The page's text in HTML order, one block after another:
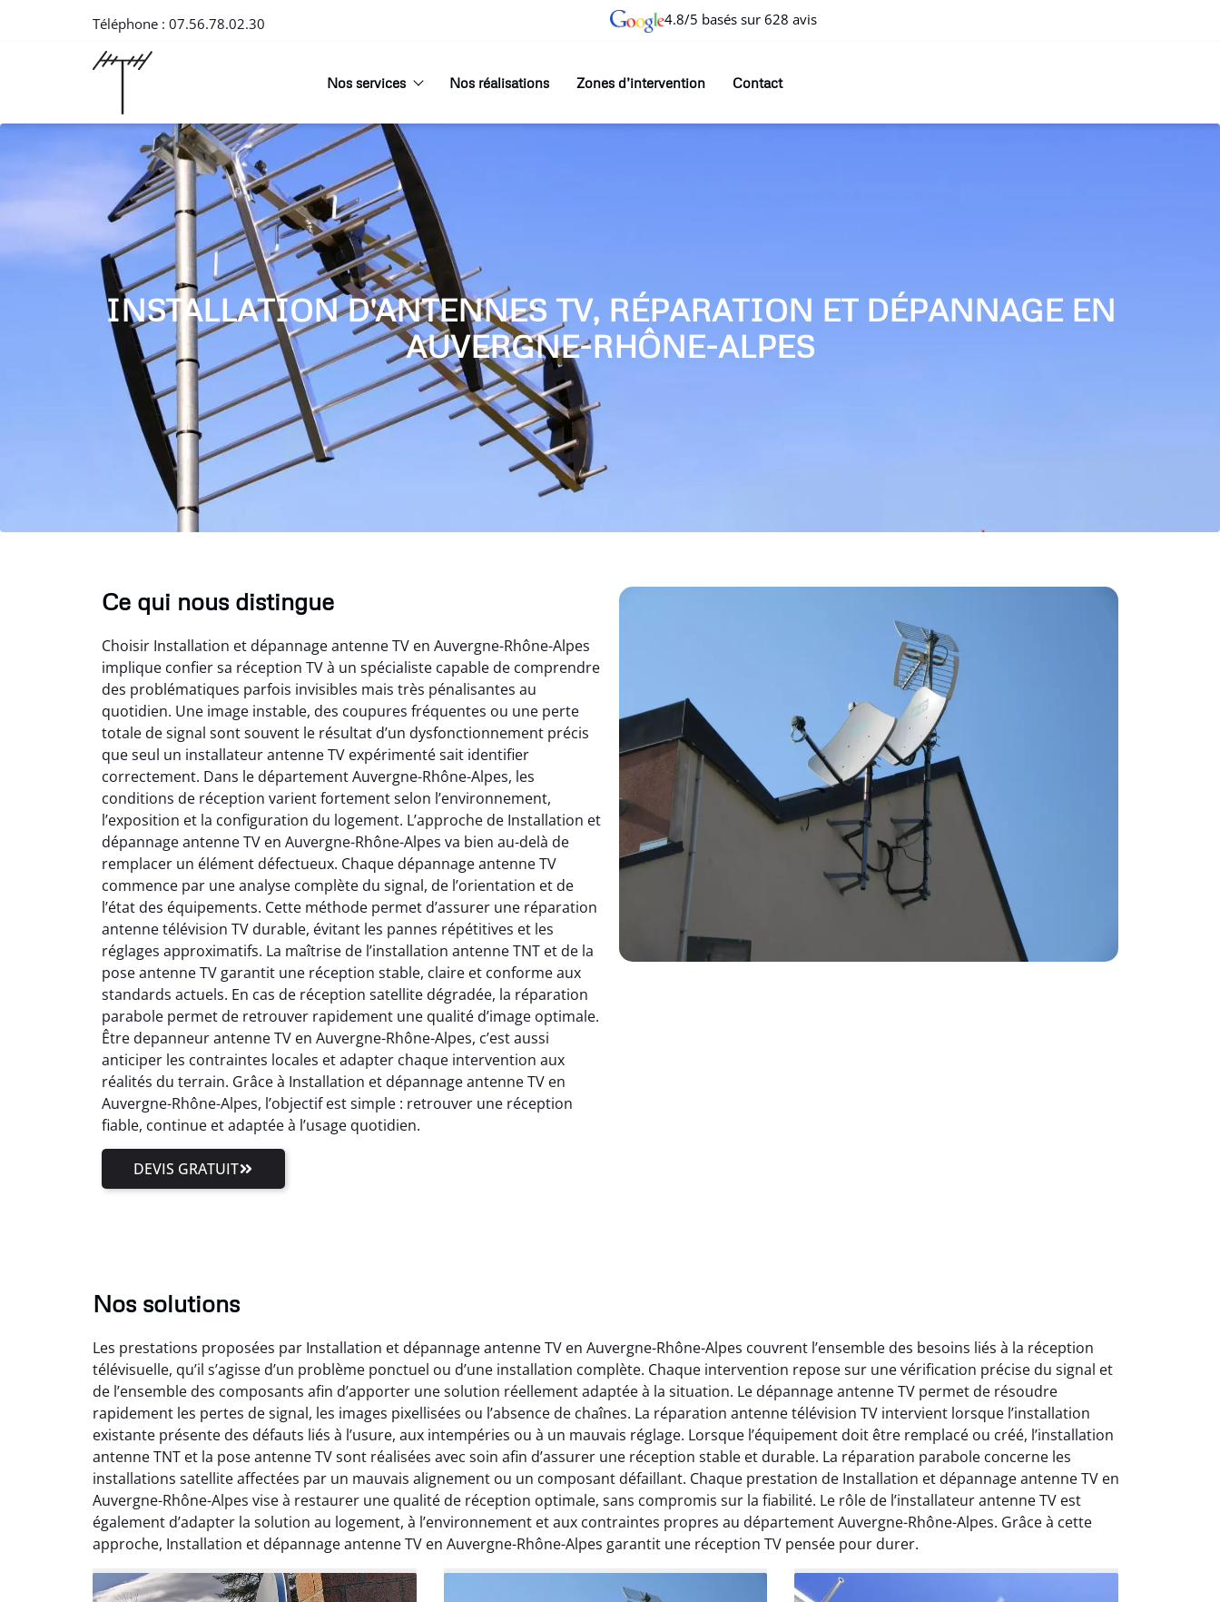
Téléphone : 07.56.78.02.30 4.8/5 basés sur 628 avis
Nos services Nos réalisations Zones d’intervention Contact
INSTALLATION D'ANTENNES TV, RÉPARATION ET DÉPANNAGE EN
AUVERGNE-RHÔNE-ALPES
Ce qui nous distingue
Choisir Installation et dépannage antenne TV en Auvergne-Rhône-Alpes
implique confier sa réception TV à un spécialiste capable de comprendre
des problématiques parfois invisibles mais très pénalisantes au
quotidien. Une image instable, des coupures fréquentes ou une perte
totale de signal sont souvent le résultat d’un dysfonctionnement précis
que seul un installateur antenne TV expérimenté sait identifier
correctement. Dans le département Auvergne-Rhône-Alpes, les
conditions de réception varient fortement selon l’environnement,
l’exposition et la configuration du logement. L’approche de Installation et
dépannage antenne TV en Auvergne-Rhône-Alpes va bien au-delà de
remplacer un élément défectueux. Chaque dépannage antenne TV
commence par une analyse complète du signal, de l’orientation et de
l’état des équipements. Cette méthode permet d’assurer une réparation
antenne télévision TV durable, évitant les pannes répétitives et les
réglages approximatifs. La maîtrise de l’installation antenne TNT et de la
pose antenne TV garantit une réception stable, claire et conforme aux
standards actuels. En cas de réception satellite dégradée, la réparation
parabole permet de retrouver rapidement une qualité d’image optimale.
Être depanneur antenne TV en Auvergne-Rhône-Alpes, c’est aussi
anticiper les contraintes locales et adapter chaque intervention aux
réalités du terrain. Grâce à Installation et dépannage antenne TV en
Auvergne-Rhône-Alpes, l’objectif est simple : retrouver une réception
fiable, continue et adaptée à l’usage quotidien.
DEVIS GRATUIT
Nos solutions
Les prestations proposées par Installation et dépannage antenne TV en Auvergne-Rhône-Alpes couvrent l’ensemble des besoins liés à la réception
télévisuelle, qu’il s’agisse d’un problème ponctuel ou d’une installation complète. Chaque intervention repose sur une vérification précise du signal et
de l’ensemble des composants afin d’apporter une solution réellement adaptée à la situation. Le dépannage antenne TV permet de résoudre
rapidement les pertes de signal, les images pixellisées ou l’absence de chaînes. La réparation antenne télévision TV intervient lorsque l’installation
existante présente des défauts liés à l’usure, aux intempéries ou à un mauvais réglage. Lorsque l’équipement doit être remplacé ou créé, l’installation
antenne TNT et la pose antenne TV sont réalisées avec soin afin d’assurer une réception stable et durable. La réparation parabole concerne les
installations satellite affectées par un mauvais alignement ou un composant défaillant. Chaque prestation de Installation et dépannage antenne TV en
Auvergne-Rhône-Alpes vise à restaurer une qualité de réception optimale, sans compromis sur la fiabilité. Le rôle de l’installateur antenne TV est
également d’adapter la solution au logement, à l’environnement et aux contraintes propres au département Auvergne-Rhône-Alpes. Grâce à cette
approche, Installation et dépannage antenne TV en Auvergne-Rhône-Alpes garantit une réception TV pensée pour durer.